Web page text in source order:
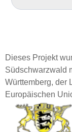
Dieses Projekt
Südschwarzwald
Württemberg, der
Europäischen